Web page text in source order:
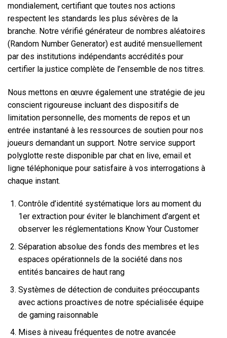
mondialement, certifiant que toutes nos actions
respectent les standards les plus sévères de la
branche. Notre vérifié générateur de nombres aléatoires
(Random Number Generator) est audité mensuellement
par des institutions indépendants accrédités pour
certifier la justice complète de l’ensemble de nos titres.
Nous mettons en œuvre également une stratégie de jeu
conscient rigoureuse incluant des dispositifs de
limitation personnelle, des moments de repos et un
entrée instantané à les ressources de soutien pour nos
joueurs demandant un support. Notre service support
polyglotte reste disponible par chat en live, email et
ligne téléphonique pour satisfaire à vos interrogations à
chaque instant.
Contrôle d’identité systématique lors au moment du
1er extraction pour éviter le blanchiment d’argent et
observer les réglementations Know Your Customer
Séparation absolue des fonds des membres et les
espaces opérationnels de la société dans nos
entités bancaires de haut rang
Systèmes de détection de conduites préoccupants
avec actions proactives de notre spécialisée équipe
de gaming raisonnable
Mises à niveau fréquentes de notre avancée